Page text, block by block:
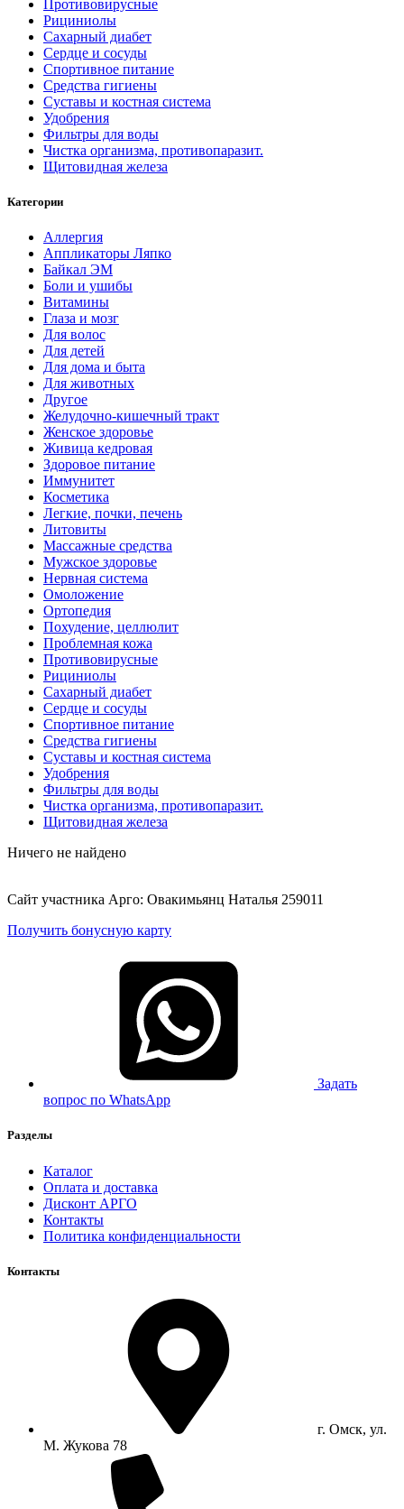
Противовирусные
Рициниолы
Сахарный диабет
Сердце и сосуды
Спортивное питание
Средства гигиены
Суставы и костная система
Удобрения
Фильтры для воды
Чистка организма, противопаразит.
Щитовидная железа
Категории
Аллергия
Аппликаторы Ляпко
Байкал ЭМ
Боли и ушибы
Витамины
Глаза и мозг
Для волос
Для детей
Для дома и быта
Для животных
Другое
Желудочно-кишечный тракт
Женское здоровье
Живица кедровая
Здоровое питание
Иммунитет
Косметика
Легкие, почки, печень
Литовиты
Массажные средства
Мужское здоровье
Нервная система
Омоложение
Ортопедия
Похудение, целлюлит
Проблемная кожа
Противовирусные
Рициниолы
Сахарный диабет
Сердце и сосуды
Спортивное питание
Средства гигиены
Суставы и костная система
Удобрения
Фильтры для воды
Чистка организма, противопаразит.
Щитовидная железа
Ничего не найдено
Сайт участника Арго: Овакимьянц Наталья 259011
Получить бонусную карту
Задать
вопрос по WhatsApp
Разделы
Каталог
Оплата и доставка
Дисконт АРГО
Контакты
Политика конфиденциальности
Контакты
г. Омск, ул.
М. Жукова 78